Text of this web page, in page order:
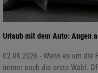
Urlaub mit dem Auto: Augen
02.08.2026 - Wenn es um die
immer noch die erste Wahl.